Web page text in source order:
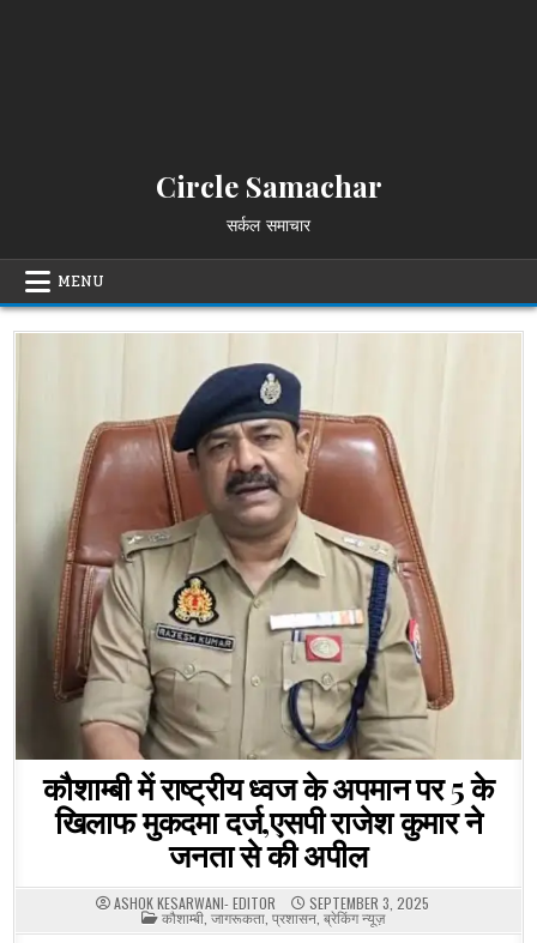
Circle Samachar
सर्कल समाचार
MENU
कौशाम्बी में राष्ट्रीय ध्वज के अपमान पर 5 के
खिलाफ मुकदमा दर्ज,एसपी राजेश कुमार ने
जनता से की अपील
ASHOK KESARWANI- EDITOR SEPTEMBER 3, 2025
POSTED
IN
कौशाम्बी, जागरूकता, प्रशासन, ब्रेकिंग न्यूज़